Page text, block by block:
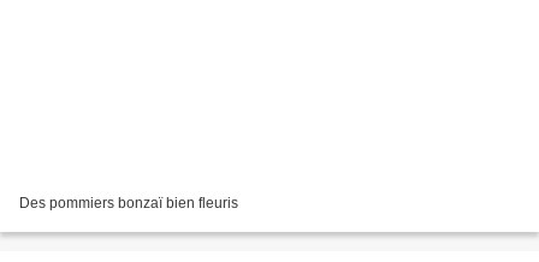
Des pommiers bonzaï bien fleuris